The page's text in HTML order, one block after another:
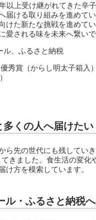
以上受け継がれてきた辛
届ける取り組みを進めて
けた新たな挑戦を進めて
愛される味を未来へ繋い
ル、ふるさと納税
秀賞（からし明太子箱入
多くの人へ届けたい
ら先の世代にも残してい
きました。食生活の変化
け方を模索しています。
ル・ふるさと納税